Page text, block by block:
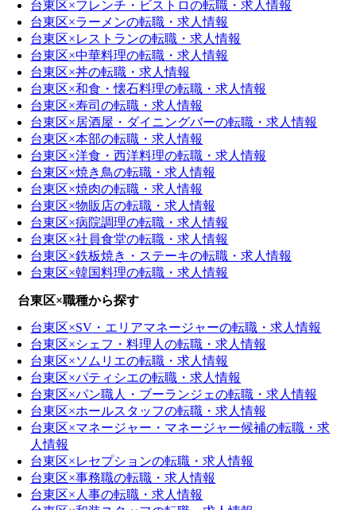
台東区×フレンチ・ビストロの転職・求人情報
台東区×ラーメンの転職・求人情報
台東区×レストランの転職・求人情報
台東区×中華料理の転職・求人情報
台東区×丼の転職・求人情報
台東区×和食・懐石料理の転職・求人情報
台東区×寿司の転職・求人情報
台東区×居酒屋・ダイニングバーの転職・求人情報
台東区×本部の転職・求人情報
台東区×洋食・西洋料理の転職・求人情報
台東区×焼き鳥の転職・求人情報
台東区×焼肉の転職・求人情報
台東区×物販店の転職・求人情報
台東区×病院調理の転職・求人情報
台東区×社員食堂の転職・求人情報
台東区×鉄板焼き・ステーキの転職・求人情報
台東区×韓国料理の転職・求人情報
台東区×職種から探す
台東区×SV・エリアマネージャーの転職・求人情報
台東区×シェフ・料理人の転職・求人情報
台東区×ソムリエの転職・求人情報
台東区×パティシエの転職・求人情報
台東区×パン職人・ブーランジェの転職・求人情報
台東区×ホールスタッフの転職・求人情報
台東区×マネージャー・マネージャー候補の転職・求
人情報
台東区×レセプションの転職・求人情報
台東区×事務職の転職・求人情報
台東区×人事の転職・求人情報